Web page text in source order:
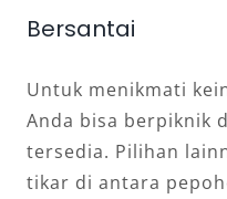
Bersantai
Untuk menikmati
Anda bisa berpiknik
tersedia. Pilihan
tikar di antara